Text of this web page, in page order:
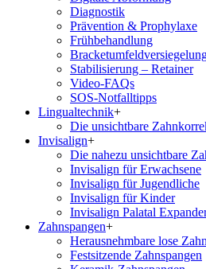
Diagnostik
Prävention & Prophylaxe
Frühbehandlung
Stabilisierung – Retainer
Video-FAQs
SOS-Notfalltipps
Lingualtechnik+
Die unsichtbare
Invisalign+
Die nahezu unsichtbare
Invisalign für Erwachsene
Invisalign für Jugendliche
Invisalign für Kinder
Invisalign Palatal
Zahnspangen+
Herausnehmbare lose
Festsitzende Zahnspangen